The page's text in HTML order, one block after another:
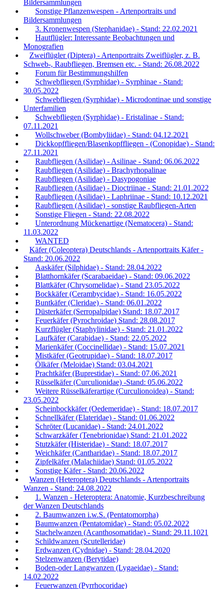
Bildersammlungen
Sonstige Pflanzenwespen - Artenportraits und
Bildersammlungen
3. Kronenwespen (Stephanidae) - Stand: 22.02.2021
Hautflügler: Interessante Beobachtungen und
Monografien
Zweiflügler (Diptera) - Artenportraits Zweiflügler, z. B.
Schweb-, Raubfliegen, Bremsen etc. - Stand: 26.08.2022
Forum für Bestimmungshilfen
Schwebfliegen (Syrphidae) - Syrphinae - Stand:
30.05.2022
Schwebfliegen (Syrphidae) - Microdontinae und sonstige
Unterfamilien
Schwebfliegen (Syrphidae) - Eristalinae - Stand:
07.11.2021
Wollschweber (Bombyliidae) - Stand: 04.12.2021
Dickkopffliegen/Blasenkopffliegen - (Conopidae) - Stand:
27.11.2021
Raubfliegen (Asilidae) - Asilinae - Stand: 06.06.2022
Raubfliegen (Asilidae) - Brachyrhopalinae
Raubfliegen (Asilidae) - Dasypogoniae
Raubfliegen (Asilidae) - Dioctriinae - Stand: 21.01.2022
Raubfliegen (Asilidae) - Laphriinae - Stand: 10.12.2021
Raubfliegen (Asilidae) - sonstige Raubfliegen-Arten
Sonstige Fliegen - Stand: 22.08.2022
Unterordnung Mückenartige (Nematocera) - Stand:
11.03.2022
WANTED
Käfer (Coleoptera) Deutschlands - Artenportraits Käfer -
Stand: 20.06.2022
Aaskäfer (Silphidae) - Stand: 28.04.2022
Blatthornkäfer (Scarabaeidae) - Stand: 09.06.2022
Blattkäfer (Chrysomelidae) - Stand 23.05.2022
Bockkäfer (Cerambycidae) - Stand: 16.05.2022
Buntkäfer (Cleridae) - Stand: 06.01.2022
Düsterkäfer (Serropalpidae) Stand: 18.07.2017
Feuerkäfer (Pyrochroidae) Stand: 28.08.2017
Kurzflügler (Staphylinidae) - Stand: 21.01.2022
Laufkäfer (Carabidae) - Stand: 22.05.2022
Marienkäfer (Coccinellidae) - Stand: 15.07.2021
Mistkäfer (Geotrupidae) - Stand: 18.07.2017
Ölkäfer (Meloidae) Stand: 03.04.2021
Prachtkäfer (Buprestidae) - Stand: 07.06.2021
Rüsselkäfer (Curculionidae) -Stand: 05.06.2022
Weitere Rüsselkäferartige (Curculionoidea) - Stand:
23.05.2022
Scheinbockkäfer (Oedemeridae) - Stand: 18.07.2017
Schnellkäfer (Elateridae) - Stand: 01.06.2022
Schröter (Lucanidae) - Stand: 24.01.2022
Schwarzkäfer (Tenebrionidae) Stand: 21.01.2022
Stutzkäfer (Histeridae) - Stand: 18.07.2017
Weichkäfer (Cantharidae) - Stand: 18.07.2017
Zipfelkäfer (Malachiidae) Stand: 01.05.2022
Sonstige Käfer - Stand: 20.06.2022
Wanzen (Heteroptera) Deutschlands - Artenportraits
Wanzen - Stand: 24.08.2022
1. Wanzen - Heteroptera: Anatomie, Kurzbeschreibung
der Wanzen Deutschlands
2. Baumwanzen i.w.S. (Pentatomorpha)
Baumwanzen (Pentatomidae) - Stand: 05.02.2022
Stachelwanzen (Acanthosomatidae) - Stand: 29.11.1021
Schildwanzen (Scutelleridae)
Erdwanzen (Cydnidae) - Stand: 28.04.2020
Stelzenwanzen (Berytidae)
Boden-oder Langwanzen (Lygaeidae) - Stand:
14.02.2022
Feuerwanzen (Pyrrhocoridae)